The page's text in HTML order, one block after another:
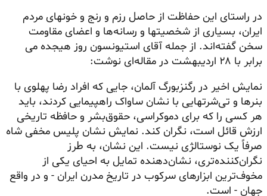
در راستای این حفاظت از حاصل رزم و رنج و خونهای مردم
ایران، بسیاری از شخصیتها و رسانه‌ها و اعضای مقاومت
سخن گفته‌اند. از جمله آقای استیونسون روز هیجده می‌
برابر با ۲۸ اردیبهشت در مقاله‌ای نوشت:
نمایش اخیر در رگنزبورگ آلمان، جایی که افراد رضا پهلوی با
بنرها و تی‌شرتهایی با نشان ساواک راهپیمایی کردند، باید
هر کسی را که برای دموکراسی، حقوق‌بشر و حافظه تاریخی
ارزش قائل است، نگران کند. نمایش نشان پلیس مخفی شاه
صرفاً یک نوستالژی نیست. این نشان، به طرز
نگران‌کننده‌تری، نشان‌دهنده تمایل به احیای یکی از
مخوف‌ترین ابزارهای سرکوب در تاریخ مدرن ایران - و در واقع
جهان - است.